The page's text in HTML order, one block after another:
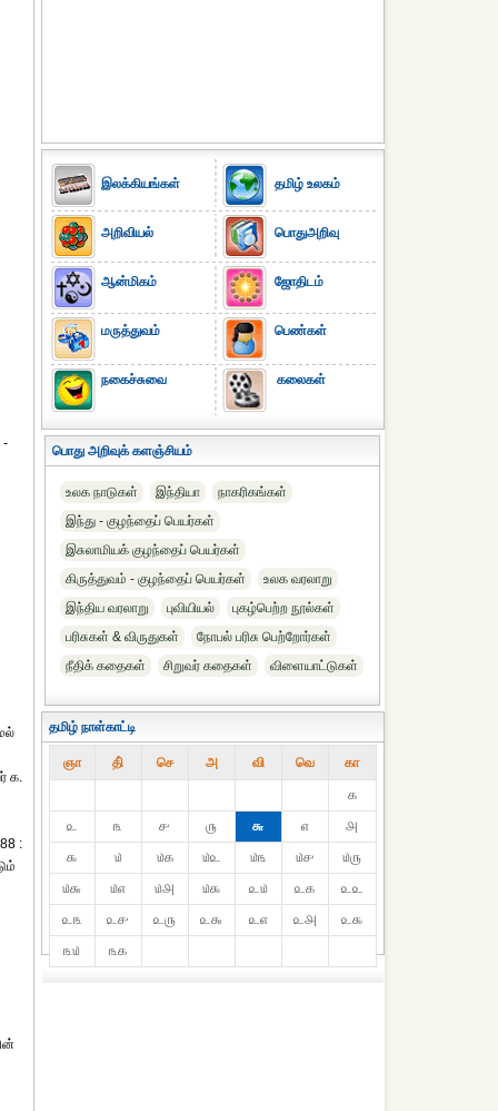
-
க.
:
இலக்கியங்கள்
அறிவியல்
ஆன்மிகம்
மருத்துவம்
நகைச்சுவை
தமிழ் உலகம்
பொதுஅறிவு
ஜோதிடம்
பெண்கள்
கலைகள்
பொது அறிவுக் களஞ்சியம்
உலக நாடுகள் இந்தியா
நாகரிகங்கள்
இந்து - குழந்தைப் பெயர்கள்
இசுலாமியக் குழந்தைப் பெயர்கள்
கிருத்துவம் - குழந்தைப் பெயர்கள்
உலக வரலாறு
இந்திய வரலாறு
புவியியல்
புகழ்பெற்ற நூல்கள்
பரிசுகள் & விருதுகள்
நோபல் பரிசு‎ பெற்றோர்‎கள்
நீதிக் கதைகள்
சிறுவர் கதைகள் விளையாட்டுகள்
தமிழ் நாள்காட்டி
ஞா தி் செ அ வி வெ கா
௧
௨
௩ ௪ ௫ ௬ ௭
௮
௯
௰ ௰௧ ௰௨ ௰௩ ௰௪
௰௫
௰௬
௰௭ ௰௮ ௰௯ ௨௰ ௨௧
௨௨
௨௩
௨௪ ௨௫ ௨௬ ௨௭ ௨௮
௨௯
௩௰
௩௧